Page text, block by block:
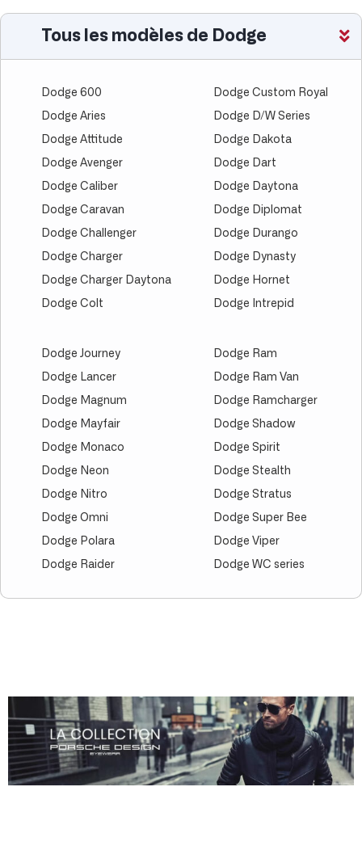
Tous les modèles de Dodge
Dodge 600
Dodge Aries
Dodge Attitude
Dodge Avenger
Dodge Caliber
Dodge Caravan
Dodge Challenger
Dodge Charger
Dodge Charger Daytona
Dodge Colt
Dodge Custom Royal
Dodge D/W Series
Dodge Dakota
Dodge Dart
Dodge Daytona
Dodge Diplomat
Dodge Durango
Dodge Dynasty
Dodge Hornet
Dodge Intrepid
Dodge Journey
Dodge Lancer
Dodge Magnum
Dodge Mayfair
Dodge Monaco
Dodge Neon
Dodge Nitro
Dodge Omni
Dodge Polara
Dodge Raider
Dodge Ram
Dodge Ram Van
Dodge Ramcharger
Dodge Shadow
Dodge Spirit
Dodge Stealth
Dodge Stratus
Dodge Super Bee
Dodge Viper
Dodge WC series